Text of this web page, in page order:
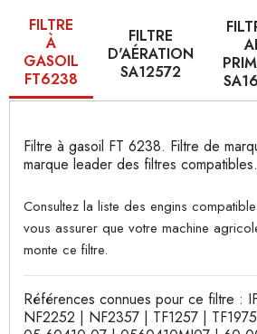
FILTRE
À
GASOIL
FT6238
FILTRE
D'AÉRATION
SA12572
Filtre à gasoil FT 6238. Filtre de
marque leader des filtres compatibles.
Consultez la liste des engins
vous assurer que votre machine
monte ce filtre.
Références connues pour ce filtre :
NF2252 | NF2357 | TF1257 |